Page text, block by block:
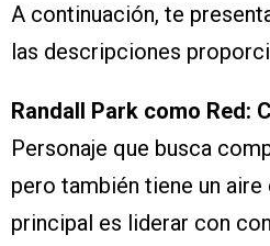
A continuación, te
las descripciones
Randall Park como Red:
Personaje que busca
pero también tiene un aire
principal es liderar con